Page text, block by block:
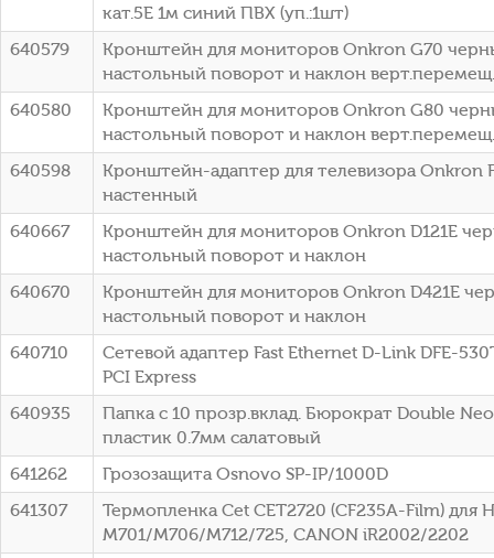
кат.5E 1м синий ПВХ (уп.:1шт)
640579
Кронштейн для мониторов Onkron G70
настольный поворот и наклон верт.перемещ.
640580
Кронштейн для мониторов Onkron G80
настольный поворот и наклон верт.перемещ.
640598
Кронштейн-адаптер для телевизора Onkron
настенный
640667
Кронштейн для мониторов Onkron D121E
настольный поворот и наклон
640670
Кронштейн для мониторов Onkron D421E
настольный поворот и наклон
640710
Сетевой адаптер Fast Ethernet D-Link DFE-
PCI Express
640935
Папка с 10 прозр.вклад. Бюрократ Double
пластик 0.7мм салатовый
641262
Грозозащита Osnovo SP-IP/1000D
641307
Термопленка Cet CET2720 (CF235A-Film) для
M701/M706/M712/725, CANON iR2002/2202